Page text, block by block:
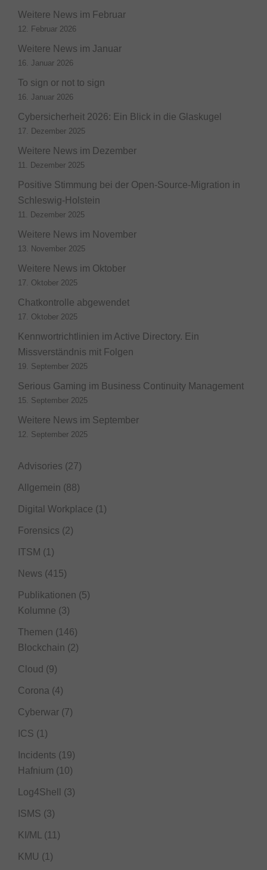
Weitere News im Februar
12. Februar 2026
Weitere News im Januar
16. Januar 2026
To sign or not to sign
16. Januar 2026
Cybersicherheit 2026: Ein Blick in die Glaskugel
17. Dezember 2025
Weitere News im Dezember
11. Dezember 2025
Positive Stimmung bei der Open-Source-Migration in
Schleswig-Holstein
11. Dezember 2025
Weitere News im November
13. November 2025
Weitere News im Oktober
17. Oktober 2025
Chatkontrolle abgewendet
17. Oktober 2025
Kennwortrichtlinien im Active Directory. Ein
Missverständnis mit Folgen
19. September 2025
Serious Gaming im Business Continuity Management
15. September 2025
Weitere News im September
12. September 2025
Advisories (27)
Allgemein (88)
Digital Workplace (1)
Forensics (2)
ITSM (1)
News (415)
Publikationen (5)
Kolumne (3)
Themen (146)
Blockchain (2)
Cloud (9)
Corona (4)
Cyberwar (7)
ICS (1)
Incidents (19)
Hafnium (10)
Log4Shell (3)
ISMS (3)
KI/ML (11)
KMU (1)